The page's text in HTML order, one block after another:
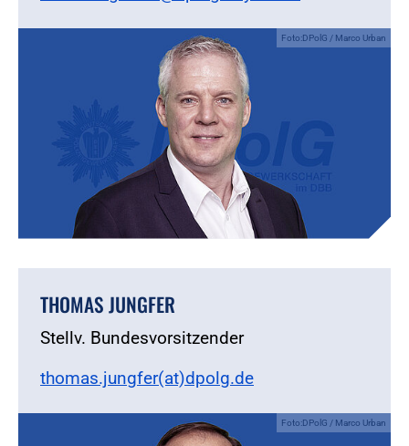
Foto:DPolG / Marco Urban
THOMAS JUNGFER
Stellv. Bundesvorsitzender
thomas.jungfer(at)dpolg.de
Foto:DPolG / Marco Urban